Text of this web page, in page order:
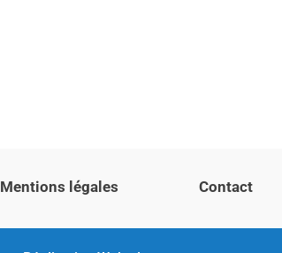
Mentions légales Contact